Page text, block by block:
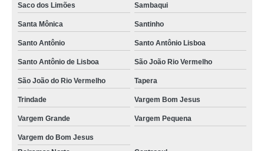
onde faz locação de cadeira de ferro para festa Santo Antônio de Lisboa
locação de cadeira de festa branca empresa Recanto Dos Açores
locação de cadeiras para festa de 15 anos Pomerode
locação de cadeira dourada para festas empresa Carianos
Saco dos Limões Sambaqui
Santa Mônica Santinho
Santo Antônio Santo Antônio Lisboa
Santo Antônio de Lisboa São João Rio Vermelho
São João do Rio Vermelho Tapera
Trindade Vargem Bom Jesus
Vargem Grande Vargem Pequena
Vargem do Bom Jesus